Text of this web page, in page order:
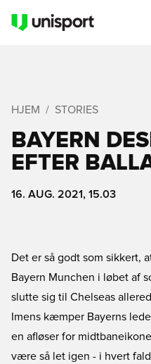
HJEM STORIES
BAYERN
EFTER
16. AUG. 2021, 15.03
Det er så godt som sikkert,
Bayern Munchen i løbet af
slutte sig til Chelseas
Imens kæmper Bayerns
en afløser for
være så let igen - i hvert